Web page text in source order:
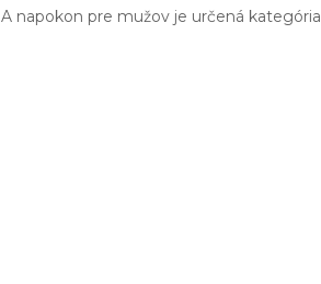
A napokon pre mužov je určená kategória